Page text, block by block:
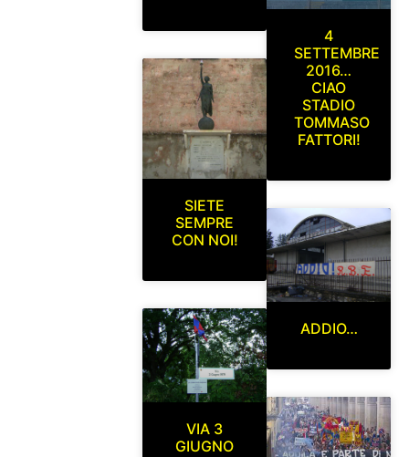
SIETE
SEMPRE
CON NOI!
VIA 3
GIUGNO
4
SETTEMBRE
2016…
CIAO
STADIO
TOMMASO
FATTORI!
ADDIO…